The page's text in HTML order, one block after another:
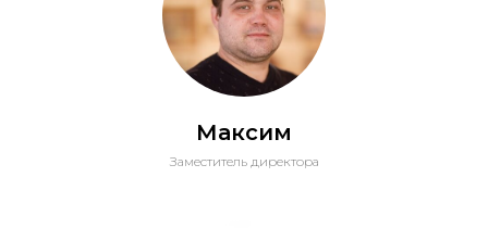
Максим
Заместитель директора